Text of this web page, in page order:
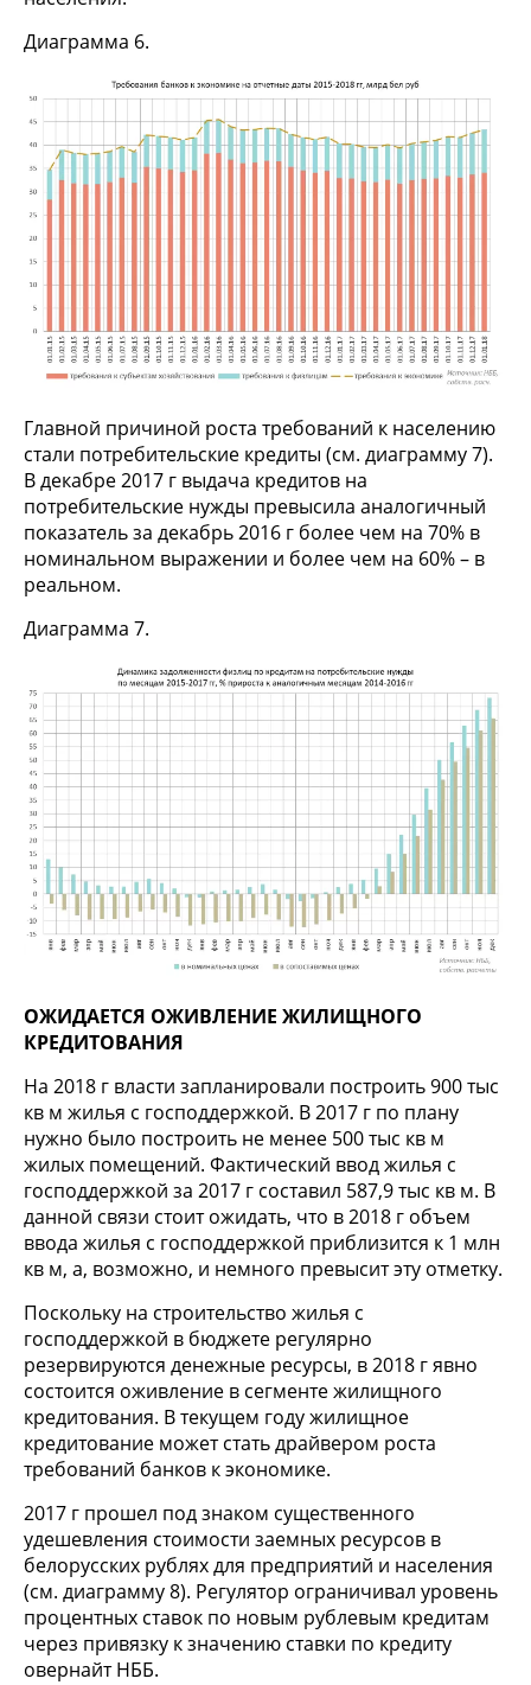
Диаграмма 6.
Главной причиной роста требований к населению
стали потребительские кредиты (см. диаграмму 7).
В декабре 2017 г выдача кредитов на
потребительские нужды превысила аналогичный
показатель за декабрь 2016 г более чем на 70% в
номинальном выражении и более чем на 60% – в
реальном.
Диаграмма 7.
ОЖИДАЕТСЯ ОЖИВЛЕНИЕ ЖИЛИЩНОГО
КРЕДИТОВАНИЯ
На 2018 г власти запланировали построить 900 тыс
кв м жилья с господдержкой. В 2017 г по плану
нужно было построить не менее 500 тыс кв м
жилых помещений. Фактический ввод жилья с
господдержкой за 2017 г составил 587,9 тыс кв м. В
данной связи стоит ожидать, что в 2018 г объем
ввода жилья с господдержкой приблизится к 1 млн
кв м, а, возможно, и немного превысит эту отметку.
Поскольку на строительство жилья с
господдержкой в бюджете регулярно
резервируются денежные ресурсы, в 2018 г явно
состоится оживление в сегменте жилищного
кредитования. В текущем году жилищное
кредитование может стать драйвером роста
требований банков к экономике.
2017 г прошел под знаком существенного
удешевления стоимости заемных ресурсов в
белорусских рублях для предприятий и населения
(см. диаграмму 8). Регулятор ограничивал уровень
процентных ставок по новым рублевым кредитам
через привязку к значению ставки по кредиту
овернайт НББ.